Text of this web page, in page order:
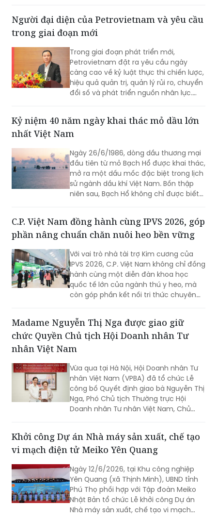
Trong giai đoạn phát triển mới,
Petrovietnam đặt ra yêu cầu ngày
càng cao về kỷ luật thực thi chiến lược,
hiệu quả quản trị, quản lý rủi ro, chuyển
đổi số và phát triển nguồn nhân lực.
Trong tổng thể đó, đội ngũ Người đại
diện giữ vai trò quan trọng, góp phần
đưa các định hướng lớn của Tập đoàn
nghiệp.
Kỷ niệm 40 năm ngày khai thác mỏ dầu lớn
Ngày 26/6/1986, dòng dầu thương mại
đầu tiên từ mỏ Bạch Hổ được khai thác,
mở ra một dấu mốc đặc biệt trong lịch
sử ngành dầu khí Việt Nam. Bốn thập
niên sau, Bạch Hổ không chỉ được biết
đến là mỏ dầu lớn nhất cả nước, mà
còn trở thành biểu tượng của tầm nhìn
chiến lược, năng lực khoa học - công
người Việt Nam.
C.P. Việt Nam đồng hành cùng IPVS 2026, góp
Với vai trò nhà tài trợ Kim cương của
IPVS 2026, C.P. Việt Nam không chỉ đồng
hành cùng một diễn đàn khoa học
quốc tế lớn của ngành thú y heo, mà
còn góp phần kết nối tri thức chuyên
môn với thực tiễn chăn nuôi tại Việt
Nam. Thông qua hội thảo vệ tinh, gian
hàng triển lãm và các nghiên cứu được
tục khẳng định định hướng phát triển
chăn nuôi theo hướng an toàn sinh
học, phòng bệnh chủ động và bền
vững.
Madame Nguyễn Thị Nga được giao giữ
nhân Việt Nam
Vừa qua tại Hà Nội, Hội Doanh nhân Tư
nhân Việt Nam (VPBA) đã tổ chức Lễ
công bố Quyết định giao bà Nguyễn Thị
Nga, Phó Chủ tịch Thường trực Hội
Doanh nhân Tư nhân Việt Nam, Chủ
tịch Tập đoàn BRG, giữ chức vụ Quyền
Chủ tịch Hội Doanh nhân Tư nhân Việt
Nam.
Khởi công Dự án Nhà máy sản xuất, chế tạo
Ngày 12/6/2026, tại Khu công nghiệp
Yên Quang (xã Thịnh Minh), UBND tỉnh
Phú Thọ phối hợp với Tập đoàn Meiko
Nhật Bản tổ chức Lễ khởi công Dự án
Nhà máy sản xuất, chế tạo vi mạch
điện tử Meiko Yên Quang. Phó Thủ
tướng Hồ Quốc Dũng dự và phát biểu
tại buổi lễ.
Chung tay tôn vinh 'Việc tử tế'